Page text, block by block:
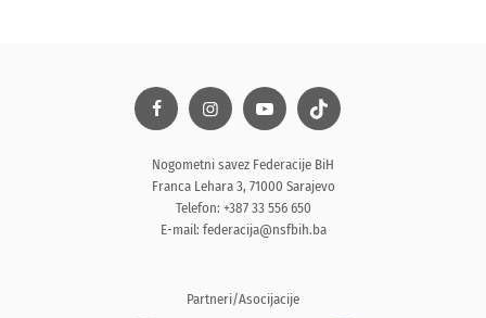
Nogometni savez Federacije BiH
Franca Lehara 3, 71000 Sarajevo
Telefon: +387 33 556 650
E-mail: federacija@nsfbih.ba
Partneri/Asocijacije